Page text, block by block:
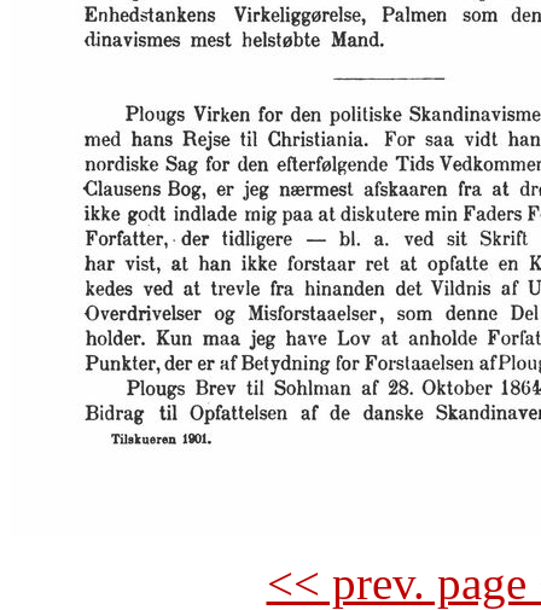
<< prev.